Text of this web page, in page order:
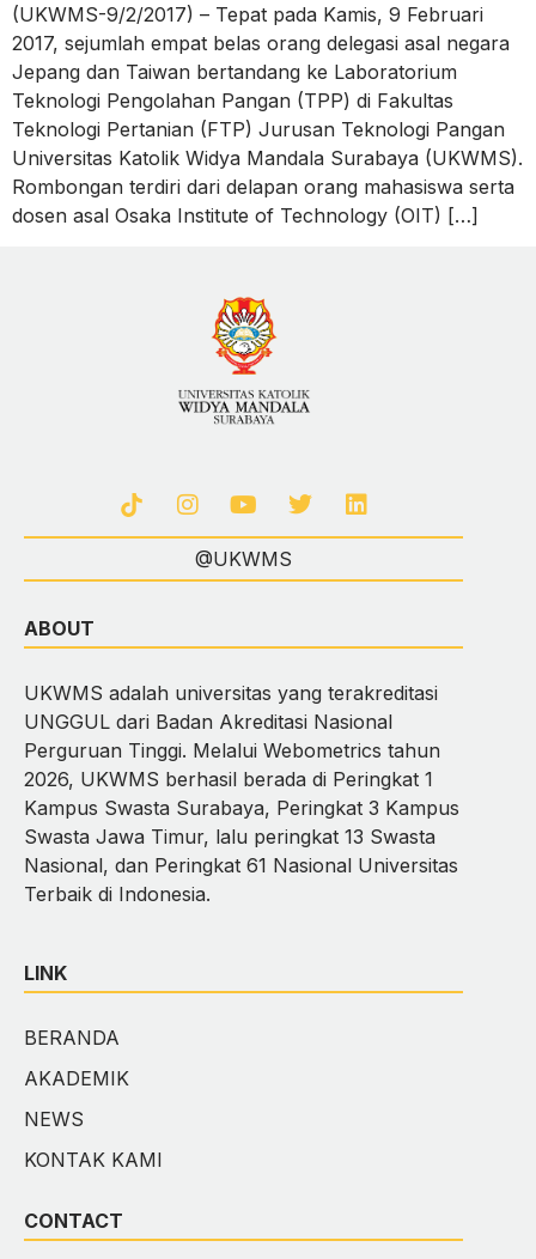
(UKWMS-9/2/2017) – Tepat pada Kamis, 9 Februari
2017, sejumlah empat belas orang delegasi asal negara
Jepang dan Taiwan bertandang ke Laboratorium
Teknologi Pengolahan Pangan (TPP) di Fakultas
Teknologi Pertanian (FTP) Jurusan Teknologi Pangan
Universitas Katolik Widya Mandala Surabaya (UKWMS).
Rombongan terdiri dari delapan orang mahasiswa serta
dosen asal Osaka Institute of Technology (OIT) […]
@UKWMS
ABOUT
UKWMS adalah universitas yang terakreditasi
UNGGUL dari Badan Akreditasi Nasional
Perguruan Tinggi. Melalui Webometrics tahun
2026, UKWMS berhasil berada di Peringkat 1
Kampus Swasta Surabaya, Peringkat 3 Kampus
Swasta Jawa Timur, lalu peringkat 13 Swasta
Nasional, dan Peringkat 61 Nasional Universitas
Terbaik di Indonesia.
LINK
BERANDA
AKADEMIK
NEWS
KONTAK KAMI
CONTACT